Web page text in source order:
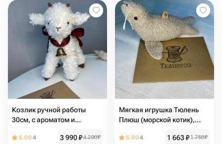
Козлик ручной работы
30см, с ароматом и
подарок с ко
5.004 3 990₽4 200₽
Мягкая игрушка Тюлень
Плюш (морской котик),
подарок
5.004 1 663₽1 750₽